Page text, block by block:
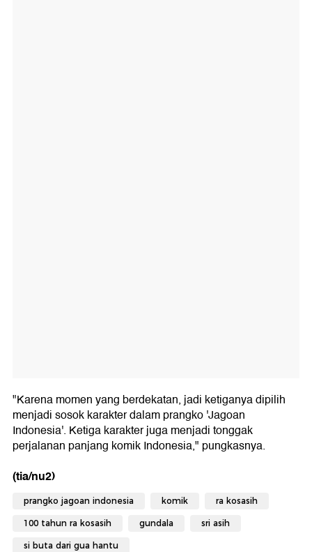
"Karena momen yang berdekatan, jadi ketiganya dipilih
menjadi sosok karakter dalam prangko 'Jagoan
Indonesia'. Ketiga karakter juga menjadi tonggak
perjalanan panjang komik Indonesia," pungkasnya.
(tia/nu2)
prangko jagoan indonesia komik ra kosasih
100 tahun ra kosasih gundala sri asih
si buta dari gua hantu